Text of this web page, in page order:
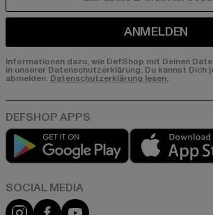
ANMELDEN
Informationen dazu, wie DefShop mit Deinen
in unserer Datenschutzerklärung. Du kannst
abmelden. Datenschutzerklärung lesen.
Play market
Instagram
FacebookYouTube